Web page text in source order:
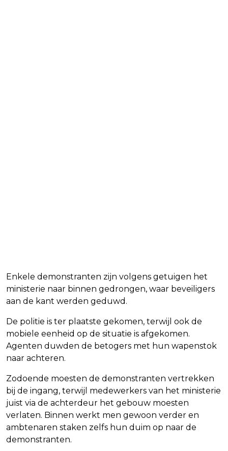
Enkele demonstranten zijn volgens getuigen het
ministerie naar binnen gedrongen, waar beveiligers
aan de kant werden geduwd.
De politie is ter plaatste gekomen, terwijl ook de
mobiele eenheid op de situatie is afgekomen.
Agenten duwden de betogers met hun wapenstok
naar achteren.
Zodoende moesten de demonstranten vertrekken
bij de ingang, terwijl medewerkers van het ministerie
juist via de achterdeur het gebouw moesten
verlaten. Binnen werkt men gewoon verder en
ambtenaren staken zelfs hun duim op naar de
demonstranten.